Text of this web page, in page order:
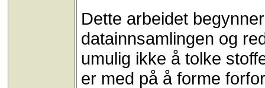
Dette arbeidet
datainnsamlingen og
umulig ikke å tolke
er med på å forme